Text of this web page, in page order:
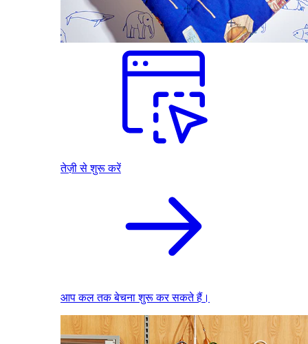
तेज़ी से शुरू करें
आप कल तक बेचना शुरू कर सकते हैं।